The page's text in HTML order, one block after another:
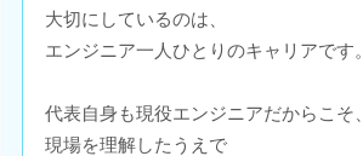
大切にしているのは、
エンジニア一人ひとりのキャリアです。
代表自身も現役エンジニアだからこそ、
現場を理解したうえで